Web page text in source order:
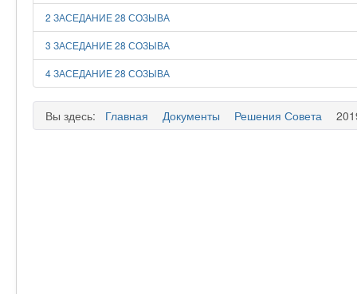
2 ЗАСЕДАНИЕ 28 СОЗЫВА
3 ЗАСЕДАНИЕ 28 СОЗЫВА
4 ЗАСЕДАНИЕ 28 СОЗЫВА
Вы здесь: Главная Документы Решения Совета